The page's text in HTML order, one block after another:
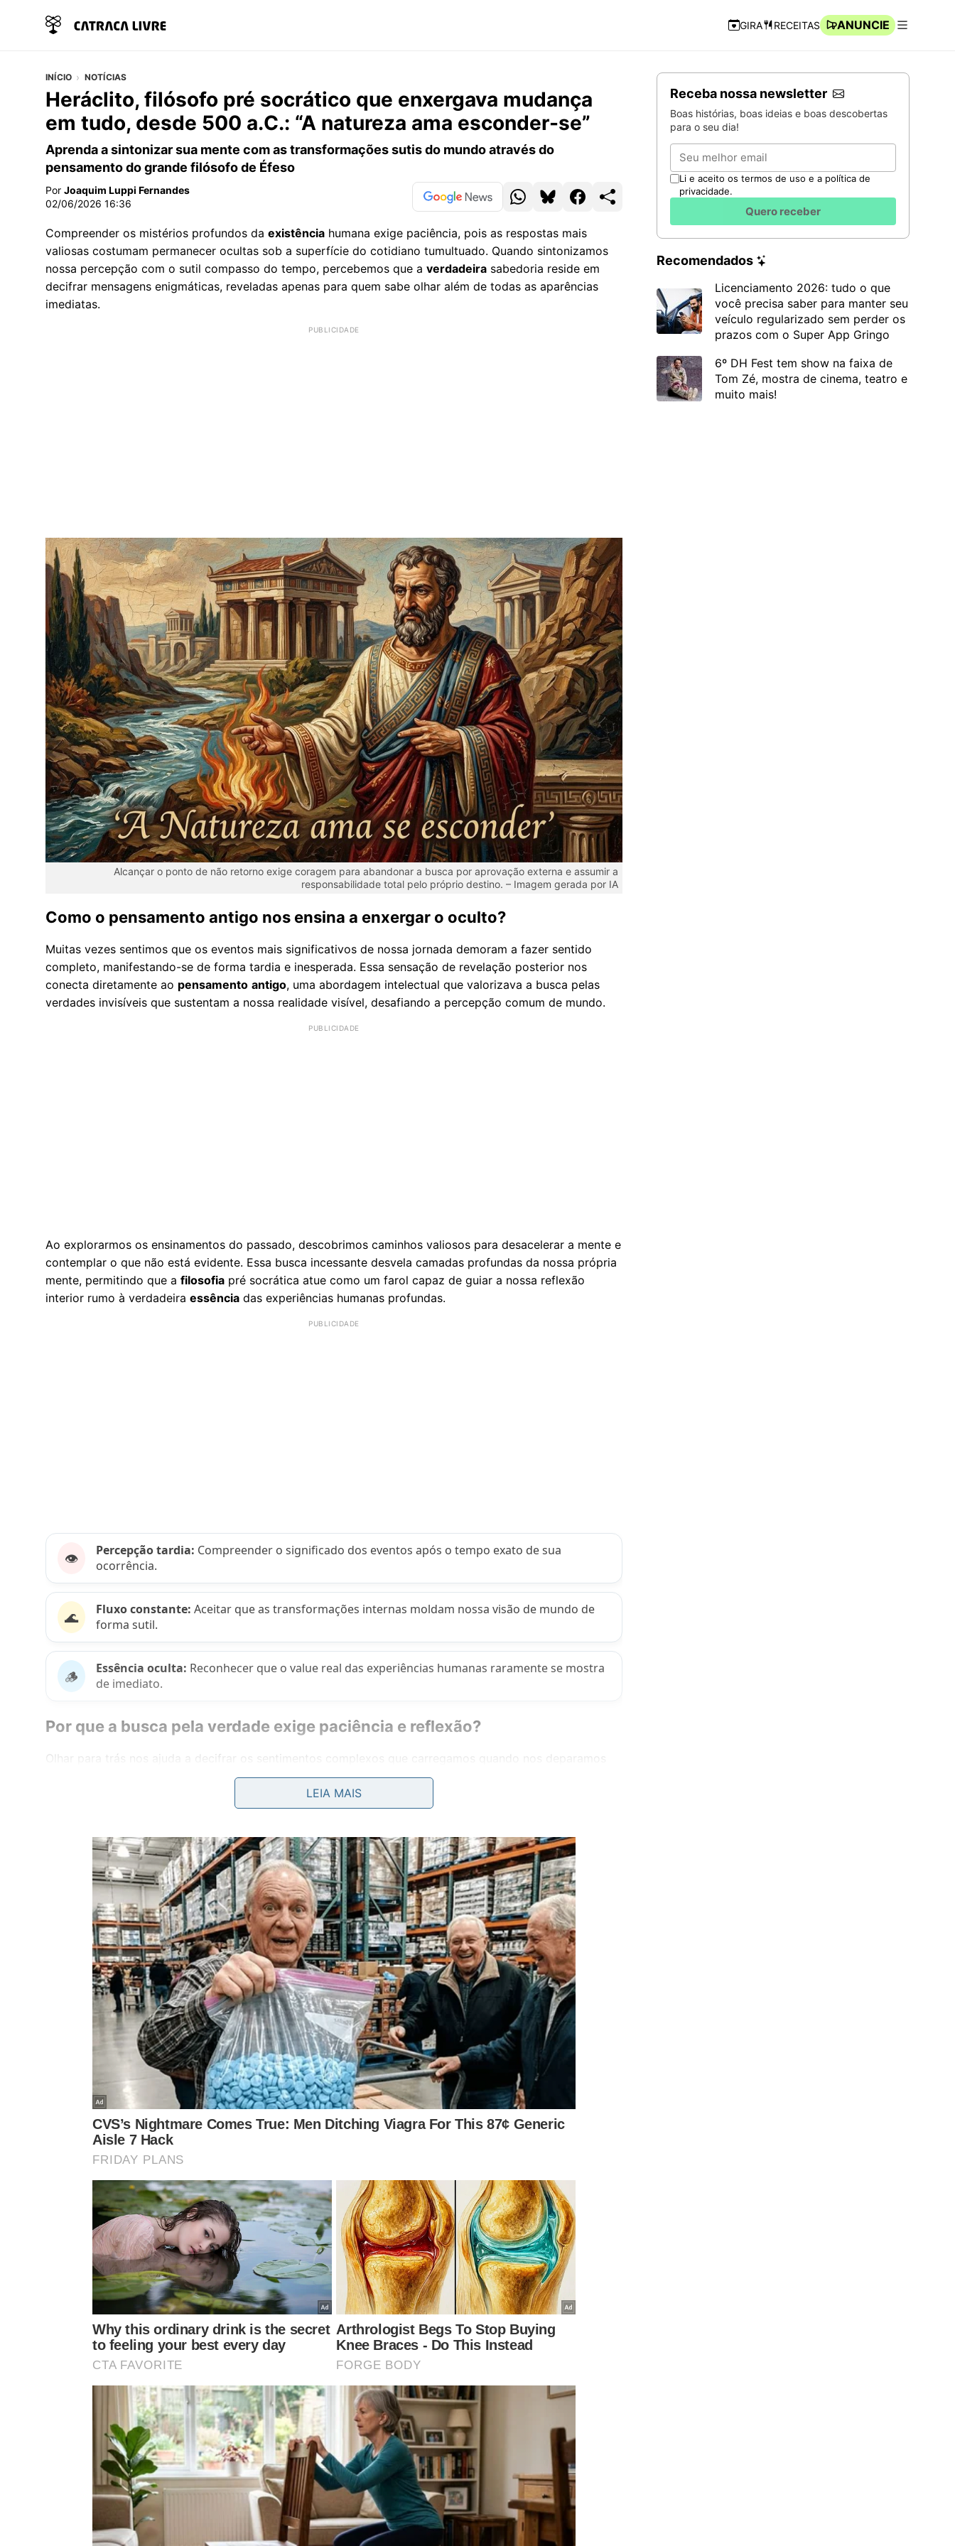
Navegação Rápida
GIRA RECEITAS
ANUNCIE
INÍCIO NOTÍCIAS
Heráclito, filósofo pré socrático que enxergava mudança
em tudo, desde 500 a.C.: “A natureza ama esconder-se”
Aprenda a sintonizar sua mente com as transformações sutis do mundo através do
pensamento do grande filósofo de Éfeso
Por Joaquim Luppi Fernandes
02/06/2026 16:36
Compreender os mistérios profundos da existência humana exige paciência, pois as respostas mais
valiosas costumam permanecer ocultas sob a superfície do cotidiano tumultuado. Quando sintonizamos
nossa percepção com o sutil compasso do tempo, percebemos que a verdadeira sabedoria reside em
decifrar mensagens enigmáticas, reveladas apenas para quem sabe olhar além de todas as aparências
imediatas.
Alcançar o ponto de não retorno exige coragem para abandonar a busca por aprovação externa e assumir a
responsabilidade total pelo próprio destino. – Imagem gerada por IA
Como o pensamento antigo nos ensina a enxergar o oculto?
Muitas vezes sentimos que os eventos mais significativos de nossa jornada demoram a fazer sentido
completo, manifestando-se de forma tardia e inesperada. Essa sensação de revelação posterior nos
conecta diretamente ao pensamento antigo, uma abordagem intelectual que valorizava a busca pelas
verdades invisíveis que sustentam a nossa realidade visível, desafiando a percepção comum de mundo.
Ao explorarmos os ensinamentos do passado, descobrimos caminhos valiosos para desacelerar a mente e
contemplar o que não está evidente. Essa busca incessante desvela camadas profundas da nossa própria
mente, permitindo que a filosofia pré socrática atue como um farol capaz de guiar a nossa reflexão
interior rumo à verdadeira essência das experiências humanas profundas.
👁️ Percepção tardia: Compreender o significado dos eventos após o tempo exato de sua
ocorrência.
🌊 Fluxo constante: Aceitar que as transformações internas moldam nossa visão de mundo de
forma sutil.
🪵 Essência oculta: Reconhecer que o value real das experiências humanas raramente se mostra
de imediato.
Por que a busca pela verdade exige paciência e reflexão?
Olhar para trás nos ajuda a decifrar os sentimentos complexos que carregamos quando nos deparamos
com situações que parecem incompreensíveis em um primeiro momento. É nesse cenário de investigação
emerge como uma grande referência de sabedoria secular,
ensinando que desvendar a realidade requer dedicação e umolharapurado.
Nascido na célebre cidade deÉfeso , este pensador revolucionou o entendimento humano ao propor que
as respostas para as nossas maiores dúvidas existenciais não estão visíveis aos olhos desatentos. Suas
meditações mostram que o amadurecimento pessoal surge quando aprendemos a decifrar o enigma do
tempo, encontrando valor real nas entrelinhas de cada experiência vivida diariamente.
LEIA MAIS
Receba nossa newsletter
Boas histórias, boas ideias e boas descobertas
para o seu dia!
Email
Li e aceito os termos de uso e a política de
privacidade.
Quero receber
Recomendados
Licenciamento 2026: tudo o que
você precisa saber para manter seu
veículo regularizado sem perder os
prazos com o Super App Gringo
6º DH Fest tem show na faixa de
Tom Zé, mostra de cinema, teatro e
muito mais!